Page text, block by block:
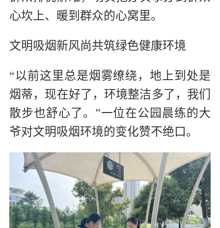
心坎上、暖到群众的心窝里。
文明吸烟新风尚共筑绿色健康环境
“以前这里总是烟雾缭绕，地上到处是
烟蒂，现在好了，环境整洁多了，我们
散步也舒心了。”一位在公园晨练的大
爷对文明吸烟环境的变化赞不绝口。